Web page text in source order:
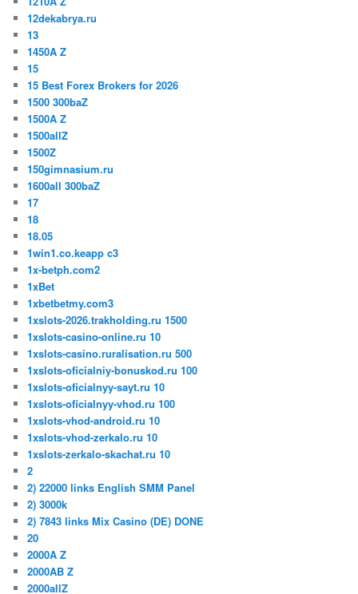
12dekabrya.ru
13
1450A Z
15
15 Best Forex Brokers for 2026
1500 300baZ
1500A Z
1500allZ
1500Z
150gimnasium.ru
1600all 300baZ
17
18
18.05
1win1.co.keapp c3
1x-betph.com2
1xBet
1xbetbetmy.com3
1xslots-2026.trakholding.ru 1500
1xslots-casino-online.ru 10
1xslots-casino.ruralisation.ru 500
1xslots-oficialniy-bonuskod.ru 100
1xslots-oficialnyy-sayt.ru 10
1xslots-oficialnyy-vhod.ru 100
1xslots-vhod-android.ru 10
1xslots-vhod-zerkalo.ru 10
1xslots-zerkalo-skachat.ru 10
2
2) 22000 links English SMM Panel
2) 3000k
2) 7843 links Mix Casino (DE) DONE
20
2000A Z
2000AB Z
2000allZ